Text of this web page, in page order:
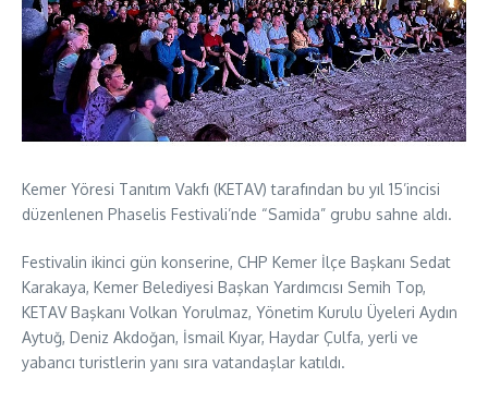
Kemer Yöresi Tanıtım Vakfı (KETAV) tarafından bu yıl 15’incisi
düzenlenen Phaselis Festivali’nde “Samida” grubu sahne aldı.
Festivalin ikinci gün konserine, CHP Kemer İlçe Başkanı Sedat
Karakaya, Kemer Belediyesi Başkan Yardımcısı Semih Top,
KETAV Başkanı Volkan Yorulmaz, Yönetim Kurulu Üyeleri Aydın
Aytuğ, Deniz Akdoğan, İsmail Kıyar, Haydar Çulfa, yerli ve
yabancı turistlerin yanı sıra vatandaşlar katıldı.